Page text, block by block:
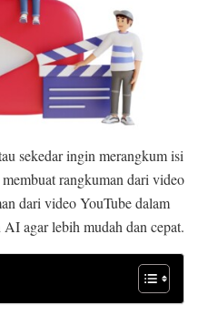
sekedar ingin merangkum isi
rangkuman dari video
dari video YouTube dalam
agar lebih mudah dan cepat.